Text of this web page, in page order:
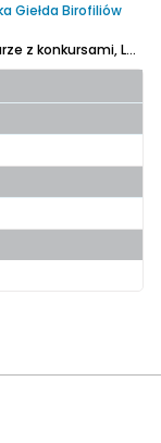
Giełda Birofiliów
Kolejna giełda na terenie browaru Na Jurze z konkursami, Loterią i miłym towarzystwem